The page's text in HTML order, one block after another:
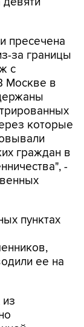
с
Москве в
которые
граждан в
-
пунктах
ее на
люди,